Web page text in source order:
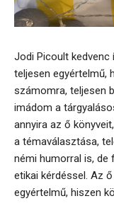
Jodi Picoult
teljesen egyértelmű,
számomra, teljesen
imádom a
annyira az ő
a témaválasztása,
némi humorral is, de
etikai kérdéssel. Az
egyértelmű, hiszen